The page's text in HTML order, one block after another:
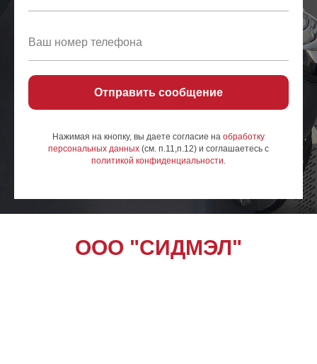
Отправить сообщение
Нажимая на кнопку, вы даете согласие на обработку
персональных данных (см. п.11,п.12) и соглашаетесь c
политикой конфиденциальности.
ООО "СИДМЭЛ"